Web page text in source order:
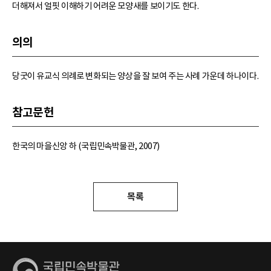
더해져서 얼핏 이해하기 어려운 모양새를 보이기도 한다.
의의
당굿이 유교식 의례로 변화되는 양상을 잘 보여 주는 사례 가운데 하나이다.
참고문헌
한국의 마을신앙 하 (국립민속박물관, 2007)
목록